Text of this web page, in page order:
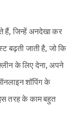
हैं, जिन्हें अनदेखा कर
बढ़ती जाती है, जो कि
के लिए देना, अपने
शॉपिंग के
इस तरह के काम बहुत